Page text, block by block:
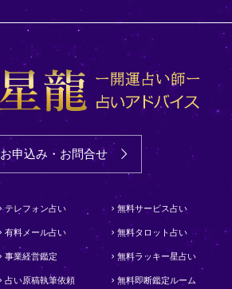
お申込み・お問合せ
テレフォン占い
有料メール占い
事業経営鑑定
占い原稿執筆依頼
無料サービス占い
無料タロット占い
無料ラッキー星占い
無料即断鑑定ルーム